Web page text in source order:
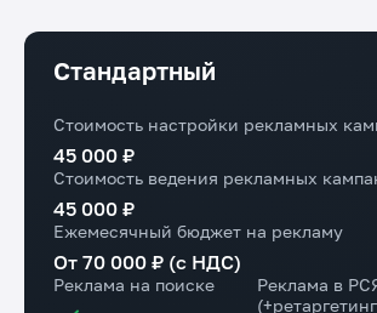
Стандартный
Стоимость настройки рекламных
45 000 ₽
Стоимость ведения рекламных
45 000 ₽
Ежемесячный бюджет на рекламу
От 70 000 ₽ (с НДС)
Реклама на поиске
Реклама в